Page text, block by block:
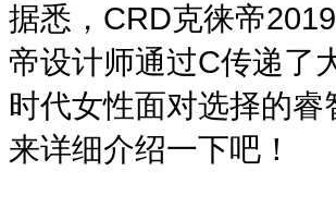
据悉，CRD克徕帝
帝设计师通过C传递了
时代女性面对选择的
来详细介绍一下吧！